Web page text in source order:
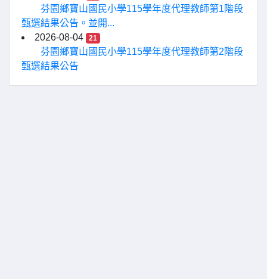
芬園鄉寶山國民小學115學年度代理教師第1階段
甄選結果公告。並開...
2026-08-04
21
芬園鄉寶山國民小學115學年度代理教師第2階段
甄選結果公告